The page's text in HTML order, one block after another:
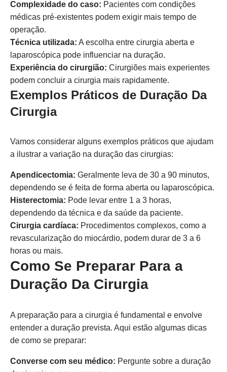
Complexidade do caso: Pacientes com condições
médicas pré-existentes podem exigir mais tempo de
operação.
Técnica utilizada: A escolha entre cirurgia aberta e
laparoscópica pode influenciar na duração.
Experiência do cirurgião: Cirurgiões mais experientes
podem concluir a cirurgia mais rapidamente.
Exemplos Práticos de Duração Da
Cirurgia
Vamos considerar alguns exemplos práticos que ajudam
a ilustrar a variação na duração das cirurgias:
Apendicectomia: Geralmente leva de 30 a 90 minutos,
dependendo se é feita de forma aberta ou laparoscópica.
Histerectomia: Pode levar entre 1 a 3 horas,
dependendo da técnica e da saúde da paciente.
Cirurgia cardíaca: Procedimentos complexos, como a
revascularização do miocárdio, podem durar de 3 a 6
horas ou mais.
Como Se Preparar Para a
Duração Da Cirurgia
A preparação para a cirurgia é fundamental e envolve
entender a duração prevista. Aqui estão algumas dicas
de como se preparar:
Converse com seu médico: Pergunte sobre a duração